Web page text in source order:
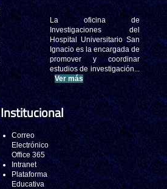
La oficina de
Investigaciones del
Hospital Universitario San
Ignacio es la encargada de
promover y coordinar
estudios de investigación...
Ver más
Institucional
Correo
Electrónico
Office 365
Intranet
Plataforma
Educativa